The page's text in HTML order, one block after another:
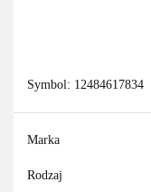
Symbol: 12484617834
Marka
Rodzaj